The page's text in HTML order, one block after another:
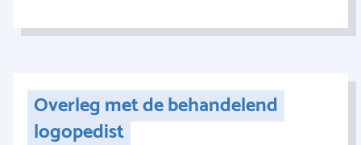
Overleg met de behandelend
logopedist